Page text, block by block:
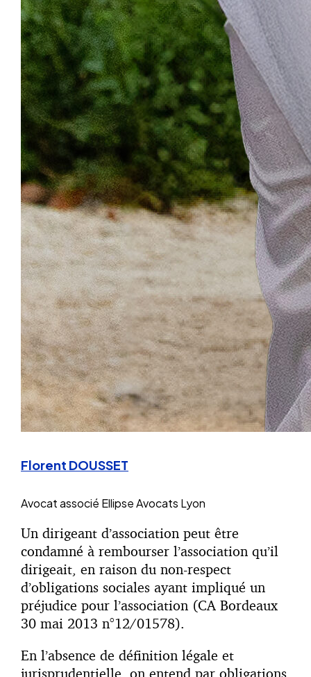
Florent DOUSSET
Avocat associé Ellipse Avocats Lyon
Un dirigeant d’association peut être
condamné à rembourser l’association qu’il
dirigeait, en raison du non-respect
d’obligations sociales ayant impliqué un
préjudice pour l’association (CA Bordeaux
30 mai 2013 n°12/01578).
En l’absence de définition légale et
jurisprudentielle, on entend par obligations